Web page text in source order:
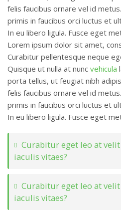
felis faucibus ornare vel id
primis in faucibus orci luctus et
In eu libero ligula. Fusce eget
Lorem ipsum dolor sit amet,
Curabitur pellentesque neque
Quisque ut nulla at nunc vehicula
porta tellus, ut feugiat nibh
felis faucibus ornare vel id
primis in faucibus orci luctus et
In eu libero ligula. Fusce eget
Curabitur eget leo at
iaculis vitaes?
Curabitur eget leo at
iaculis vitaes?